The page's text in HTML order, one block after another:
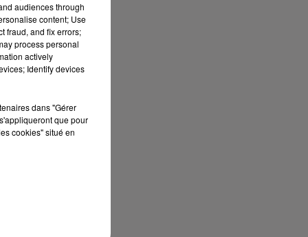
audiences through
content; Use
fraud, and fix errors;
process personal
actively
Identify devices
dans "Gérer
que pour
cookies" situé en